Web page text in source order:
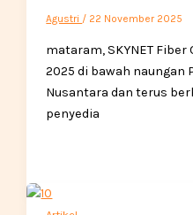
Agustri / 22 November 2025
mataram, SKYNET
2025 di bawah naungan
Nusantara dan terus
penyedia